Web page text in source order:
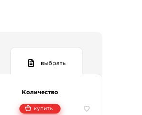
выбрать
Количество
купить